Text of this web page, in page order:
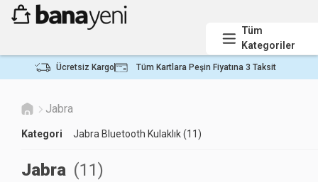
Tüm
Kategoriler
Ücretsiz Kargo Tüm Kartlara Peşin Fiyatına 3 Taksit
Jabra
Kategori Jabra Bluetooth Kulaklık (11)
Jabra (11)